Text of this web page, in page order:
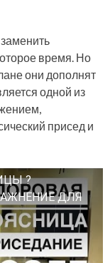
время. Но
они дополнят
одной из
присед и
?
ДЛЯ